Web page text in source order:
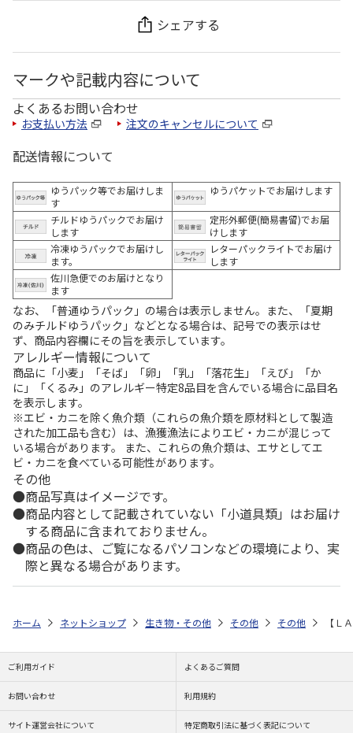
シェアする
マークや記載内容について
よくあるお問い合わせ
お支払い方法 注文のキャンセルについて
配送情報について
ゆうパック等でお届けしま
す
ゆうパケットでお届けします
チルドゆうパックでお届け
します
定形外郵便(簡易書留)でお届
けします
冷凍ゆうパックでお届けし
ます。
レターパックライトでお届け
します
佐川急便でのお届けとなり
ます
なお、「普通ゆうパック」の場合は表示しません。また、「夏期
のみチルドゆうパック」などとなる場合は、記号での表示はせ
ず、商品内容欄にその旨を表示しています。
アレルギー情報について
商品に「小麦」「そば」「卵」「乳」「落花生」「えび」「か
に」「くるみ」のアレルギー特定8品目を含んでいる場合に品目名
を表示します。
※エビ・カニを除く魚介類（これらの魚介類を原材料として製造
された加工品も含む）は、漁獲漁法によりエビ・カニが混じって
いる場合があります。 また、これらの魚介類は、エサとしてエ
ビ・カニを食べている可能性があります。
その他
商品写真はイメージです。
商品内容として記載されていない「小道具類」はお届け
する商品に含まれておりません。
商品の色は、ご覧になるパソコンなどの環境により、実
際と異なる場合があります。
ホーム ネットショップ 生き物・その他 その他 その他 【Ｌ
ご利用ガイド よくあるご質問
お問い合わせ 利用規約
サイト運営会社について 特定商取引法に基づく表記について